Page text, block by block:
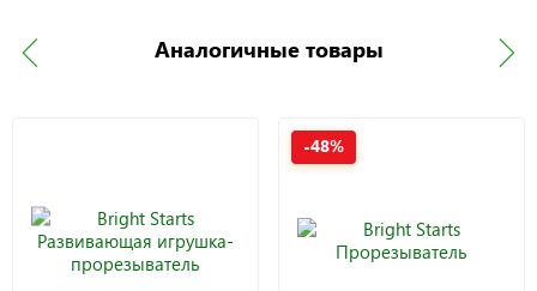
Аналогичные товары
-48%